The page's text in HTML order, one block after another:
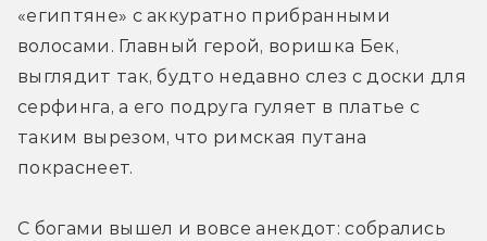
«египтяне» с аккуратно прибранными
волосами. Главный герой, воришка Бек,
выглядит так, будто недавно слез с доски для
серфинга, а его подруга гуляет в платье с
таким вырезом, что римская путана
покраснеет.
С богами вышел и вовсе анекдот: собрались